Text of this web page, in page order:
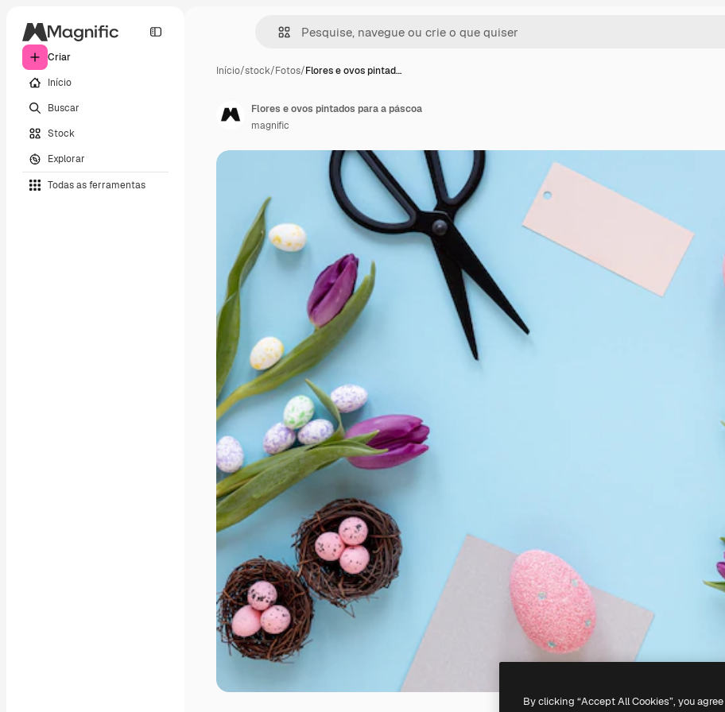
Criar
Início
Buscar
Stock
Explorar
Todas as ferramentas
Início/stock/Fotos/Flores e ovos pintad…
Flores e ovos pintados para a páscoa
magnific
By clicking “Accept All Cookies”, you